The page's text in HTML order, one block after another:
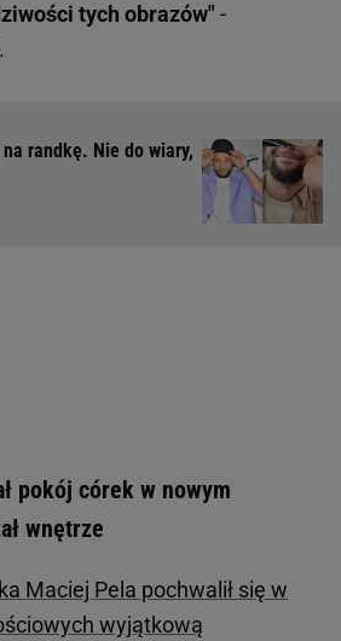
tych obrazów" -
randkę. Nie do wiary,
pokój córek w nowym
wnętrze
Maciej Pela pochwalił się w
wyjątkową